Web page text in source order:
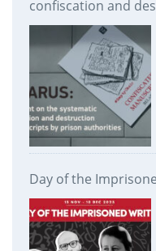
confiscation and
prison authorities
Day of the